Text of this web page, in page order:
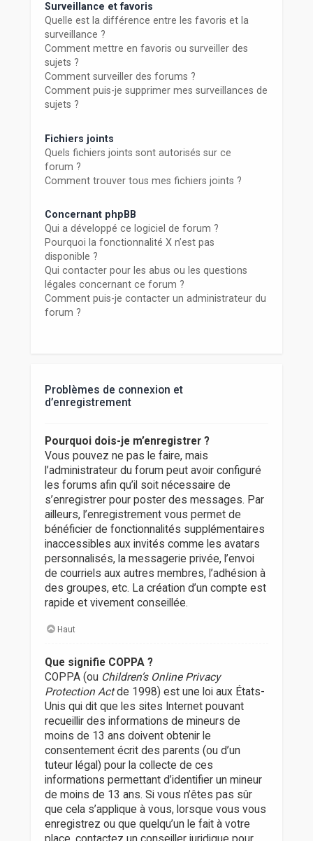
Surveillance et favoris
Quelle est la différence entre les favoris et la
surveillance ?
Comment mettre en favoris ou surveiller des
sujets ?
Comment surveiller des forums ?
Comment puis-je supprimer mes surveillances de
sujets ?
Fichiers joints
Quels fichiers joints sont autorisés sur ce
forum ?
Comment trouver tous mes fichiers joints ?
Concernant phpBB
Qui a développé ce logiciel de forum ?
Pourquoi la fonctionnalité X n’est pas
disponible ?
Qui contacter pour les abus ou les questions
légales concernant ce forum ?
Comment puis-je contacter un administrateur du
forum ?
Problèmes de connexion et
d’enregistrement
Pourquoi dois-je m’enregistrer ?
Vous pouvez ne pas le faire, mais
l’administrateur du forum peut avoir configuré
les forums afin qu’il soit nécessaire de
s’enregistrer pour poster des messages. Par
ailleurs, l’enregistrement vous permet de
bénéficier de fonctionnalités supplémentaires
inaccessibles aux invités comme les avatars
personnalisés, la messagerie privée, l’envoi
de courriels aux autres membres, l’adhésion à
des groupes, etc. La création d’un compte est
rapide et vivement conseillée.
Haut
Que signifie COPPA ?
COPPA (ou Children’s Online Privacy
Protection Actde 1998) est une loi aux États-
Unis qui dit que les sites Internet pouvant
recueillir des informations de mineurs de
moins de 13 ans doivent obtenir le
consentement écrit des parents (ou d’un
tuteur légal) pour la collecte de ces
informations permettant d’identifier un mineur
de moins de 13 ans. Si vous n’êtes pas sûr
que cela s’applique à vous, lorsque vous vous
enregistrez ou que quelqu’un le fait à votre